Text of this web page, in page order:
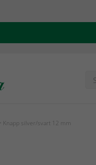
> Knapp silver/svart 12 mm